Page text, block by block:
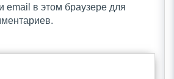
email в этом браузере для